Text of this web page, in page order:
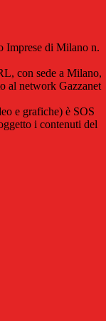
Imprese di Milano n.
con sede a Milano,
al network Gazzanet
e grafiche) è SOS
i contenuti del